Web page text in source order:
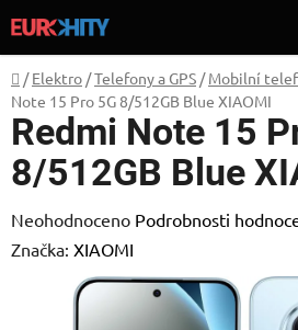
na
obsah
Domů
/ Elektro /Telefony a GPS / Mobilní
Note 15 Pro 5G 8/512GB Blue XIAOMI
Redmi Note 15
8/512GB Blue
Průměrné
hodnocení
Neohodnoceno Podrobnosti
Značka: XIAOMI